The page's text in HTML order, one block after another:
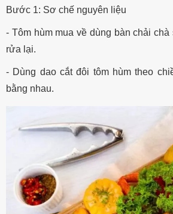
Bước 1: Sơ chế nguyên liệu
- Tôm hùm mua về dùng bàn chải chà
rửa lại.
- Dùng dao cắt đôi tôm hùm theo
bằng nhau.